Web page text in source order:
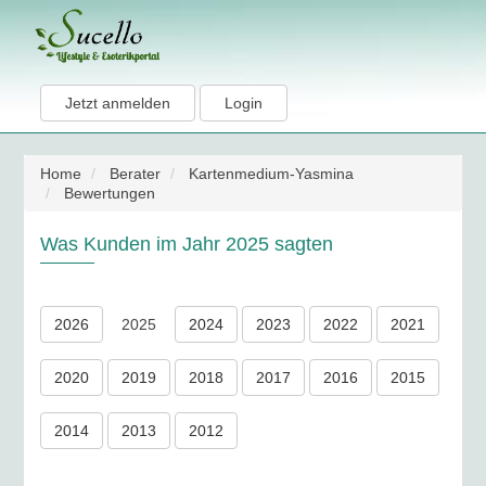
Jetzt anmelden Login
Home Berater
Kartenmedium-Yasmina
Bewertungen
Was Kunden im Jahr 2025 sagten
2026 2025 2024 2023 2022 2021
2020 2019 2018 2017 2016 2015
2014 2013 2012